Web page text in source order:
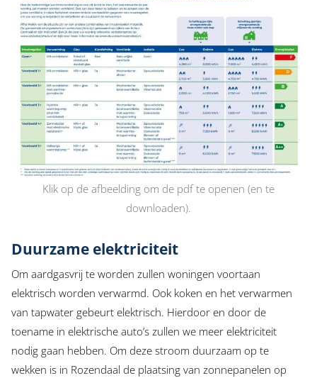
Klik op de afbeelding om de pdf te openen (en te
downloaden).
Duurzame elektriciteit
Om aardgasvrij te worden zullen woningen voortaan
elektrisch worden verwarmd. Ook koken en het verwarmen
van tapwater gebeurt elektrisch. Hierdoor en door de
toename in elektrische auto’s zullen we meer elektriciteit
nodig gaan hebben. Om deze stroom duurzaam op te
wekken is in Rozendaal de plaatsing van zonnepanelen op